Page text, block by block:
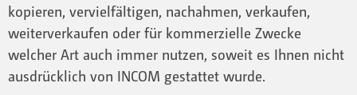
kopieren, vervielfältigen, nachahmen, verkaufen,
weiterverkaufen oder für kommerzielle Zwecke
welcher Art auch immer nutzen, soweit es Ihnen nicht
ausdrücklich von INCOM gestattet wurde.